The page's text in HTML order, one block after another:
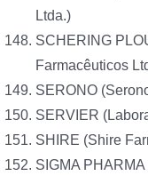
Ltda.)
SCHERING
Farmacêuticos
SERONO
SERVIER
SHIRE (Shire
SIGMA